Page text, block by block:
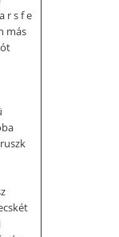
r s f e
más